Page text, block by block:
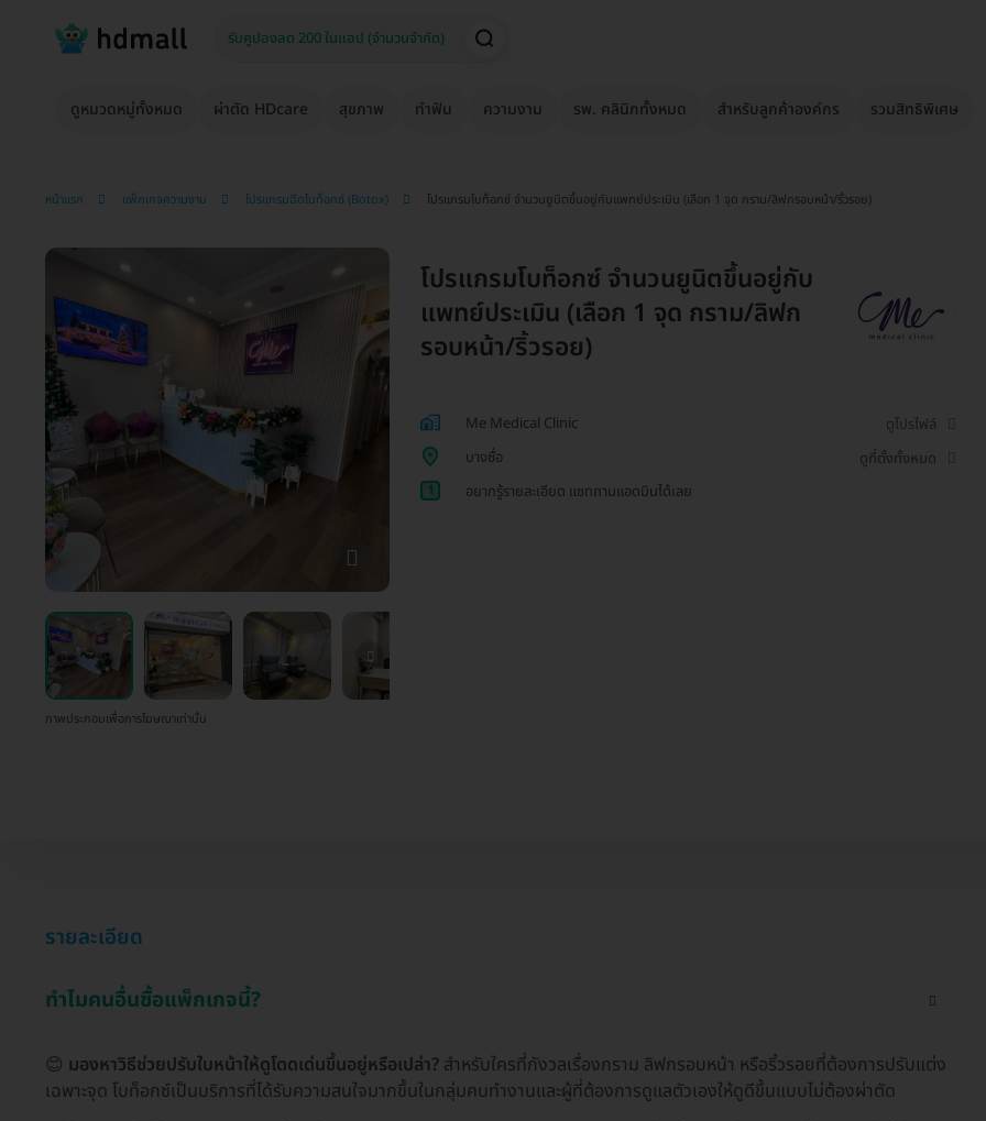
ดูหมวดหมู่ทั้งหมด ผ่าตัด HDcare สุขภาพ ทำฟัน ความงาม รพ. คลินิกทั้งหมด สำหรับลูกค้าองค์กร รวมสิทธิพิเศษ
หน้าแรก แพ็กเกจความงาม โปรแกรมฉีดโบท็อกซ์ (Botox) โปรแกรมโบท็อกซ์ จำนวนยูนิตขึ้นอยู่กับแพทย์ประเมิน (เลือก 1 จุด กราม/ลิฟกรอบหน้า/ริ้วรอย)
ภาพประกอบเพื่อการโฆษณาเท่านั้น
โปรแกรมโบท็อกซ์ จำนวนยูนิตขึ้นอยู่กับ
แพทย์ประเมิน (เลือก 1 จุด กราม/ลิฟก
รอบหน้า/ริ้วรอย)
Me Medical Clinic
ดูโปรไฟล์
บางซื่อ
ดูที่ตั้งทั้งหมด
1
อยากรู้รายละเอียด แชทถามแอดมินได้เลย
รายละเอียด
ทำไมคนอื่นซื้อแพ็กเกจนี้?
😊 มองหาวิธีช่วยปรับใบหน้าให้ดูโดดเด่นขึ้นอยู่หรือเปล่า? สำหรับใครที่กังวลเรื่องกราม ลิฟกรอบหน้า หรือริ้วรอยที่ต้องการปรับแต่ง
เฉพาะจุด โบท็อกซ์เป็นบริการที่ได้รับความสนใจมากขึ้นในกลุ่มคนทำงานและผู้ที่ต้องการดูแลตัวเองให้ดูดีขึ้นแบบไม่ต้องผ่าตัด